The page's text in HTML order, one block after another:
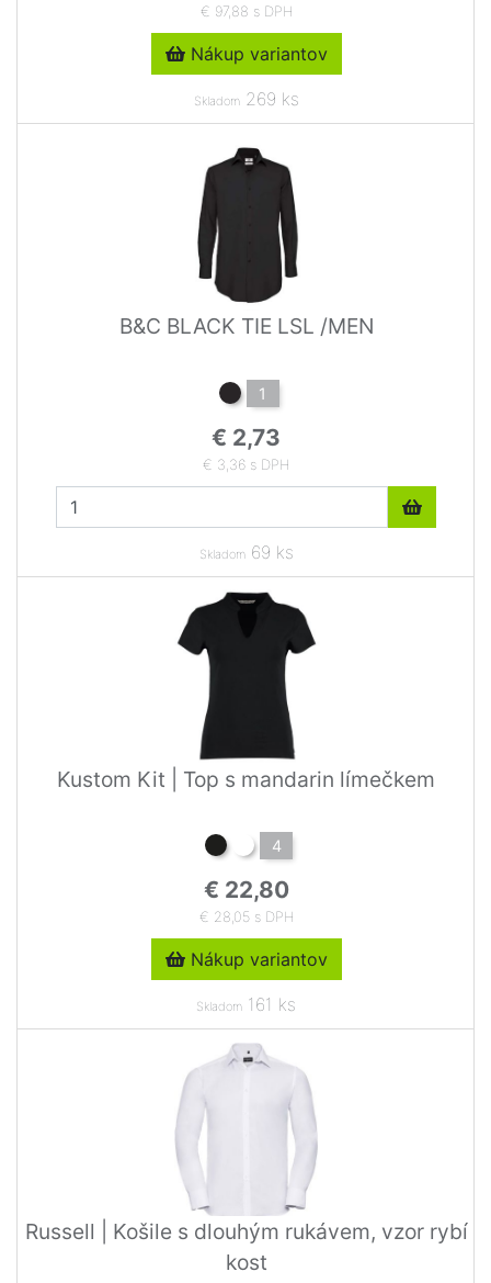
€ 97,88 s DPH
Nákup variantov
Skladom269 ks
B&C BLACK TIE LSL /MEN
1
€ 2,73
€ 3,36 s DPH
Skladom69 ks
Kustom Kit | Top s mandarin límečkem
4
€ 22,80
€ 28,05 s DPH
Nákup variantov
Skladom 161 ks
Russell | Košile s dlouhým rukávem, vzor rybí
kost